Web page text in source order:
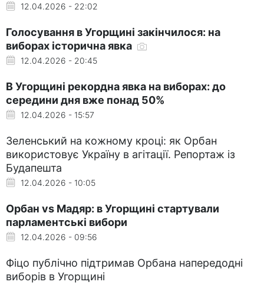
12.04.2026 - 22:02
Голосування в Угорщині закінчилося: на
виборах історична явка
12.04.2026 - 20:45
В Угорщині рекордна явка на виборах: до
середини дня вже понад 50%
12.04.2026 - 15:57
Зеленський на кожному кроці: як Орбан
використовує Україну в агітації. Репортаж із
Будапешта
12.04.2026 - 10:05
Орбан vs Мадяр: в Угорщині стартували
парламентські вибори
12.04.2026 - 09:56
Фіцо публічно підтримав Орбана напередодні
виборів в Угорщині